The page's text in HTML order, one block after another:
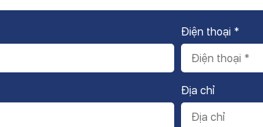
Điện thoại *
Địa chỉ